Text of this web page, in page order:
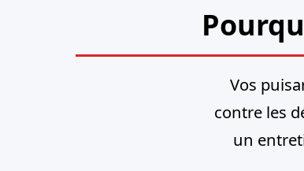
Vos
contre les
un